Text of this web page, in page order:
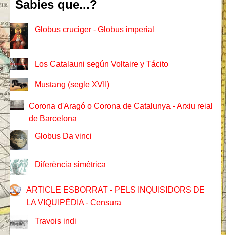
Sabies que...?
Globus cruciger - Globus imperial
Los Catalauni según Voltaire y Tácito
Mustang (segle XVII)
Corona d'Aragó o Corona de Catalunya - Arxiu reial
de Barcelona
Globus Da vinci
Diferència simètrica
ARTICLE ESBORRAT - PELS INQUISIDORS DE
LA VIQUIPÈDIA - Censura
Travois indi